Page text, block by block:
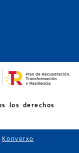
los derechos
Konverxo